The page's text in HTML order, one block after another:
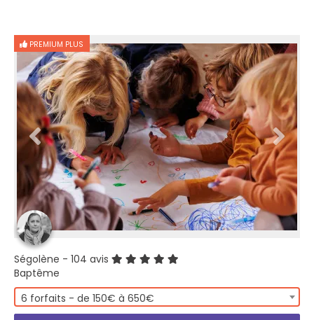
PREMIUM PLUS
Ségolène - 104 avis
Baptême
6 forfaits - de 150€ à 650€